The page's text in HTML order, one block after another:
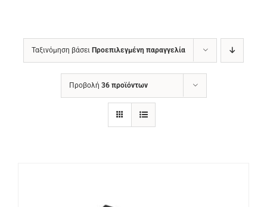
Ταξινόμηση βάσει Προεπιλεγμένη παραγγελία
Προβολή 36 προϊόντων